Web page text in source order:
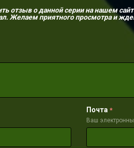
отзыв о данной серии на нашем
Желаем приятного просмотра и
Почта *
Ваш